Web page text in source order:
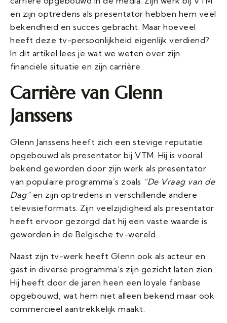
en zijn optredens als presentator hebben hem veel
bekendheid en succes gebracht. Maar hoeveel
heeft deze tv-persoonlijkheid eigenlijk verdiend?
In dit artikel lees je wat we weten over zijn
financiële situatie en zijn carrière.
Carrière van Glenn
Janssens
Glenn Janssens heeft zich een stevige reputatie
opgebouwd als presentator bij VTM. Hij is vooral
bekend geworden door zijn werk als presentator
van populaire programma’s zoals “De Vraag van de
Dag”en zijn optredens in verschillende andere
televisieformats. Zijn veelzijdigheid als presentator
heeft ervoor gezorgd dat hij een vaste waarde is
geworden in de Belgische tv-wereld.
Naast zijn tv-werk heeft Glenn ook als acteur en
gast in diverse programma’s zijn gezicht laten zien.
Hij heeft door de jaren heen een loyale fanbase
opgebouwd, wat hem niet alleen bekend maar ook
commercieel aantrekkelijk maakt.